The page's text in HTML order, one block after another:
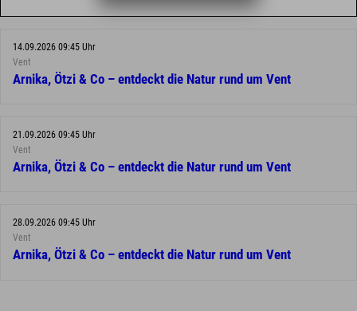
14.09.2026 09:45 Uhr
Vent
Arnika, Ötzi & Co – entdeckt die Natur rund um Vent
21.09.2026 09:45 Uhr
Vent
Arnika, Ötzi & Co – entdeckt die Natur rund um Vent
28.09.2026 09:45 Uhr
Vent
Arnika, Ötzi & Co – entdeckt die Natur rund um Vent